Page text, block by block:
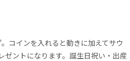
コインを入れると動きに加えてサウ
ゼントになります。誕生日祝い・出産